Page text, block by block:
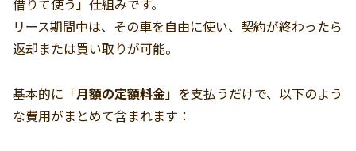
借りて使う」仕組みです。
リース期間中は、その車を自由に使い、契約が終わったら
返却または買い取りが可能。
基本的に「月額の定額料金」を支払うだけで、以下のよう
な費用がまとめて含まれます：